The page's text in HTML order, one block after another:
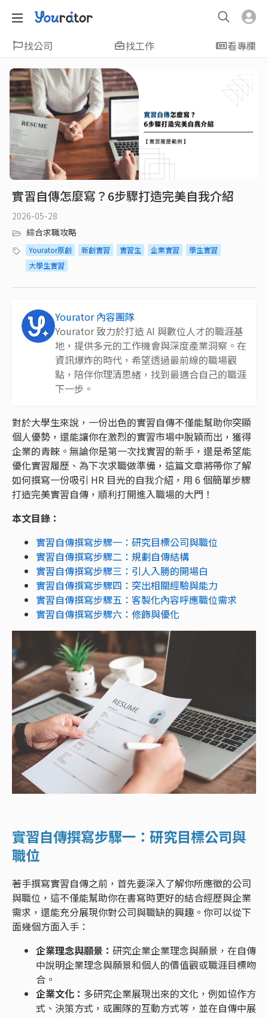
找公司 找工作 看專欄
實習自傳怎麼寫？6步驟打造完美自我介紹
2026-05-28
綜合求職攻略
Yourator原創 新創實習 實習生 企業實習
學生實習
大學生實習
Yourator 內容團隊
Yourator 致力於打造 AI 與數位人才的職涯基
地，提供多元的工作機會與深度產業洞察。在
資訊爆炸的時代，希望透過最前線的職場觀
點，陪伴你理清思緒，找到最適合自己的職涯
下一步。
對於大學生來說，一份出色的實習自傳不僅能幫助你突顯
個人優勢，還能讓你在激烈的實習市場中脫穎而出，獲得
企業的青睞。無論你是第一次找實習的新手，還是希望能
優化實習履歷、為下次求職做準備，這篇文章將帶你了解
如何撰寫一份吸引 HR 目光的自我介紹，用 6 個簡單步驟
打造完美實習自傳，順利打開進入職場的大門！
本文目錄：
實習自傳撰寫步驟一：研究目標公司與職位
實習自傳撰寫步驟二：規劃自傳結構
實習自傳撰寫步驟三：引人入勝的開場白
實習自傳撰寫步驟四：突出相關經驗與能力
實習自傳撰寫步驟五：客製化內容呼應職位需求
實習自傳撰寫步驟六：修飾與優化
實習自傳撰寫步驟一：研究目標公司與
職位
著手撰寫實習自傳之前，首先要深入了解你所應徵的公司
與職位，這不僅能幫助你在書寫時更好的結合經歷與企業
需求，還能充分展現你對公司與職缺的興趣。你可以從下
面幾個方面入手：
企業理念與願景： 研究企業企業理念與願景，在自傳
中說明企業理念與願景和個人的價值觀或職涯目標吻
合。
企業文化： 多研究企業展現出來的文化，例如協作方
式、決策方式，或團隊的互動方式等，並在自傳中展